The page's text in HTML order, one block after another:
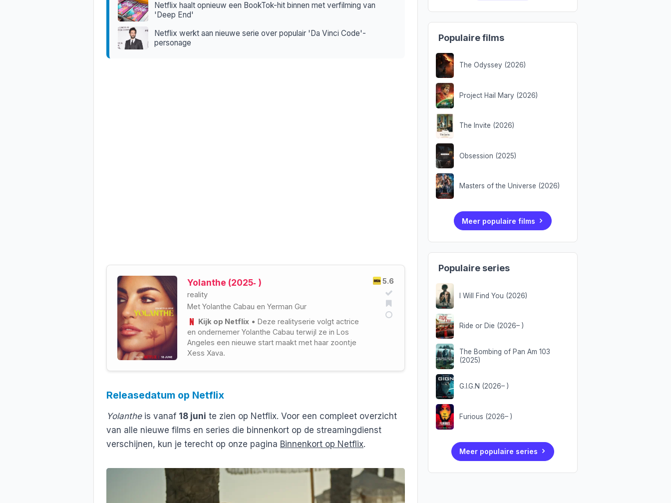
Netflix haalt opnieuw een BookTok-hit binnen met verfilming van
'Deep End'
Netflix werkt aan nieuwe serie over populair 'Da Vinci Code'-
personage
5.6
Yolanthe (2025‑ )
reality
Met Yolanthe Cabau en Yerman Gur
Kijk op Netflix • Deze realityserie volgt actrice
en ondernemer Yolanthe Cabau terwijl ze in Los
Angeles een nieuwe start maakt met haar zoontje
Xess Xava.
Releasedatum op Netflix
Yolantheis vanaf 18 juni te zien op Netflix. Voor een compleet overzicht
van alle nieuwe films en series die binnenkort op de streamingdienst
verschijnen, kun je terecht op onze pagina Binnenkort op Netflix.
Populaire films
The Odyssey (2026)
Project Hail Mary (2026)
The Invite (2026)
Obsession (2025)
Masters of the Universe (2026)
Meer populaire films
Populaire series
I Will Find You (2026)
Ride or Die (2026– )
The Bombing of Pan Am 103
(2025)
G.I.G.N (2026– )
Furious (2026– )
Meer populaire series